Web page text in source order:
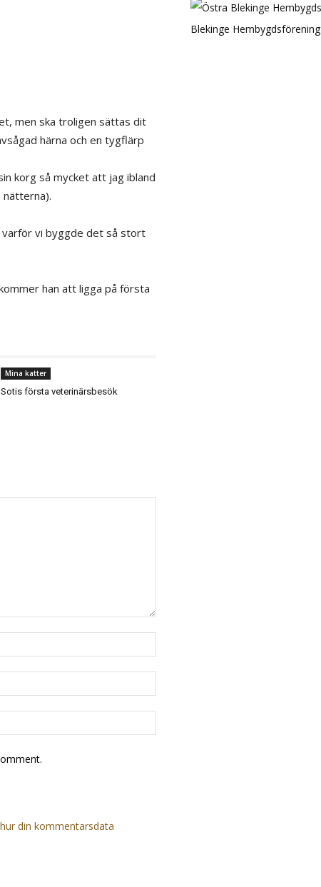
men ska troligen sättas dit
härna och en tygflärp
korg så mycket att jag ibland
nätterna).
varför vi byggde det så stort
han att ligga på första
Mina katter
Sotis första veterinärsbesök
din kommentarsdata
Blekinge Hembygdsförening